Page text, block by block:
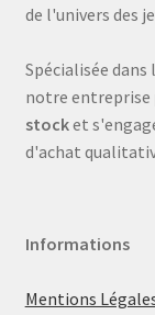
de l'univers des
Spécialisée
notre entreprise
stocket
d'achat
Informations
Mentions